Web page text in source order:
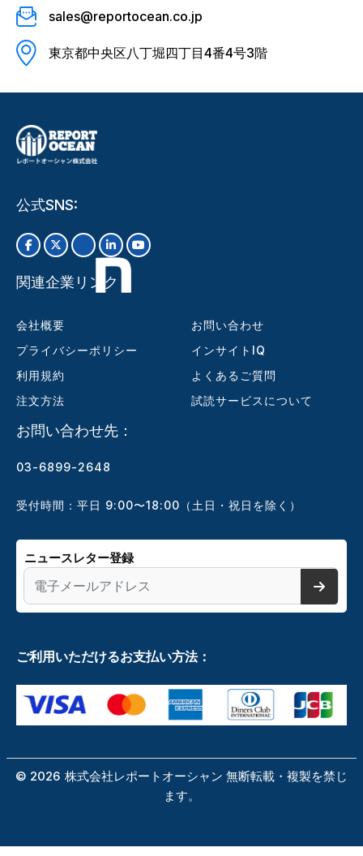
sales@reportocean.co.jp
東京都中央区八丁堀四丁目4番4号3階
公式SNS:
関連企業リンク
会社概要
プライバシーポリシー
利用規約
注文方法
お問い合わせ
インサイトIQ
よくあるご質問
試読サービスについて
お問い合わせ先：
03-6899-2648
受付時間：平日 9:00〜18:00（土日・祝日を除く）
ニュースレター登録
ご利用いただけるお支払い方法：
© 2026 株式会社レポートオーシャン 無断転載・複製を禁じ
ます。